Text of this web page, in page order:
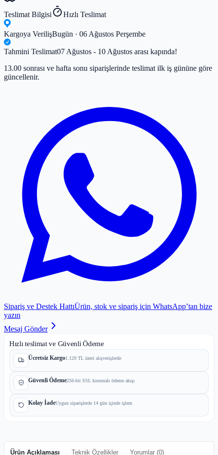
Teslimat Bilgisi Hızlı Teslimat
Kargoya VerilişBugün · 06 Ağustos Perşembe
Tahmini Teslimat07 Ağustos - 10 Ağustos arası kapında!
13.00 sonrası ve hafta sonu siparişlerinde teslimat ilk iş gününe göre
güncellenir.
Sipariş ve Destek HattıÜrün, stok ve sipariş için WhatsApp’tan bize
yazın
Mesaj Gönder
Hızlı teslimat ve Güvenli Ödeme
Ücretsiz Kargo1.129 TL üzeri alışverişlerde
Güvenli Ödeme256-bit SSL korumalı ödeme akışı
Kolay İadeUygun siparişlerde 14 gün içinde işlem
Ürün Açıklaması Teknik Özellikler Yorumlar (0)